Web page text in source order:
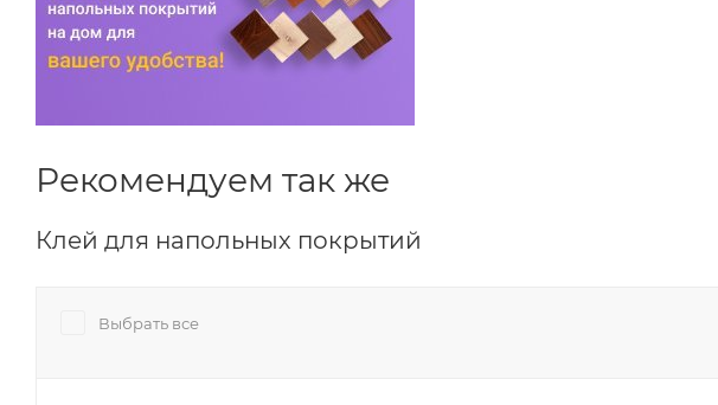
Рекомендуем так же
Клей для напольных покрытий
Выбрать все